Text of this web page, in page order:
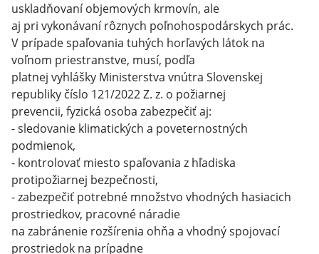
uskladňovaní objemových krmovín, ale
aj pri vykonávaní rôznych poľnohospodárskych prác.
V prípade spaľovania tuhých horľavých látok na
voľnom priestranstve, musí, podľa
platnej vyhlášky Ministerstva vnútra Slovenskej
republiky číslo 121/2022 Z. z. o požiarnej
prevencii, fyzická osoba zabezpečiť aj:
- sledovanie klimatických a poveternostných
podmienok,
- kontrolovať miesto spaľovania z hľadiska
protipožiarnej bezpečnosti,
- zabezpečiť potrebné množstvo vhodných hasiacich
prostriedkov, pracovné náradie
na zabránenie rozšírenia ohňa a vhodný spojovací
prostriedok na prípadne